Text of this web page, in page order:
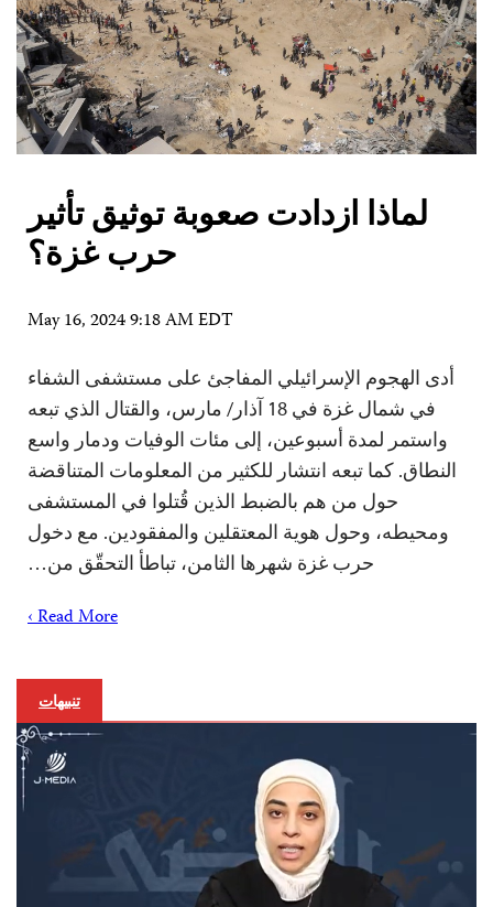
لماذا ازدادت صعوبة توثيق تأثير
حرب غزة؟
May 16, 2024 9:18 AM EDT
أدى الهجوم الإسرائيلي المفاجئ على مستشفى الشفاء
في شمال غزة في 18 آذار/ مارس، والقتال الذي تبعه
واستمر لمدة أسبوعين، إلى مئات الوفيات ودمار واسع
النطاق. كما تبعه انتشار للكثير من المعلومات المتناقضة
حول من هم بالضبط الذين قُتلوا في المستشفى
ومحيطه، وحول هوية المعتقلين والمفقودين. مع دخول
حرب غزة شهرها الثامن، تباطأ التحقّق من…
Read More ›
تنبيهات